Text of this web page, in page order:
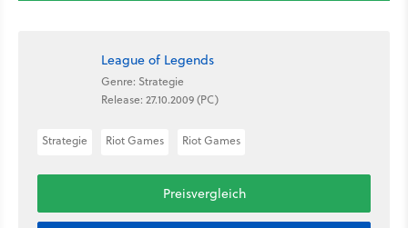
League of Legends
Genre: Strategie
Release: 27.10.2009 (PC)
Strategie Riot Games Riot Games
Preisvergleich